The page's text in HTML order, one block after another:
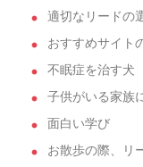
適切なリードの
おすすめサイト
不眠症を治す犬
子供がいる家族
面白い学び
お散歩の際、リ